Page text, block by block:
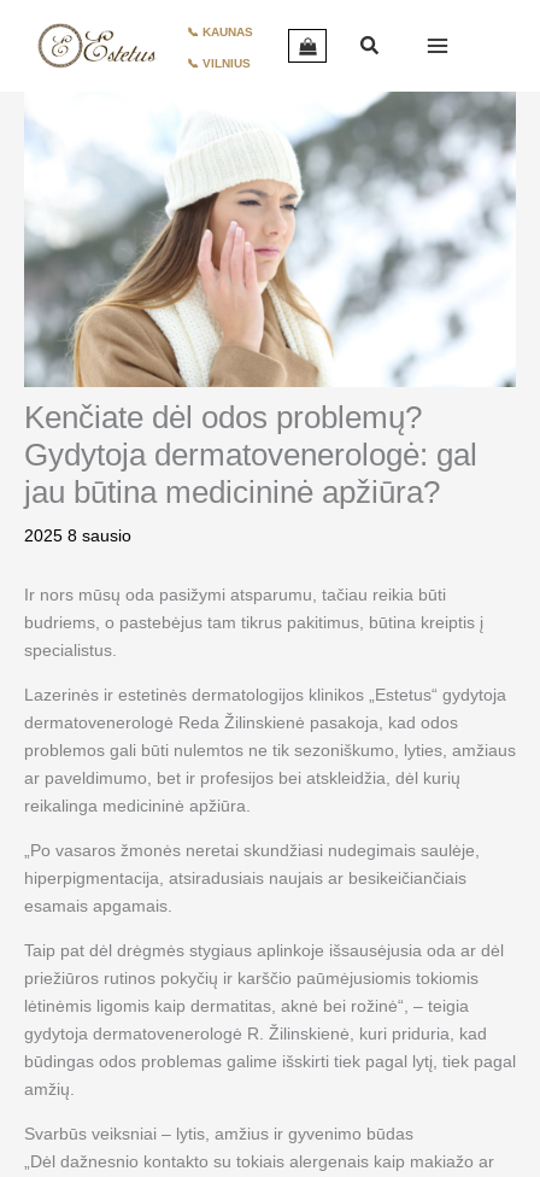
turinio
📞 KAUNAS
📞 VILNIUS
Kenčiate dėl odos problemų?
Gydytoja dermatovenerologė: gal
jau būtina medicininė apžiūra?
2025 8 sausio
Ir nors mūsų oda pasižymi atsparumu, tačiau reikia būti
budriems, o pastebėjus tam tikrus pakitimus, būtina kreiptis į
specialistus.
Lazerinės ir estetinės dermatologijos klinikos „Estetus“ gydytoja
dermatovenerologė Reda Žilinskienė pasakoja, kad odos
problemos gali būti nulemtos ne tik sezoniškumo, lyties, amžiaus
ar paveldimumo, bet ir profesijos bei atskleidžia, dėl kurių
reikalinga medicininė apžiūra.
„Po vasaros žmonės neretai skundžiasi nudegimais saulėje,
hiperpigmentacija, atsiradusiais naujais ar besikeičiančiais
esamais apgamais.
Taip pat dėl drėgmės stygiaus aplinkoje išsausėjusia oda ar dėl
priežiūros rutinos pokyčių ir karščio paūmėjusiomis tokiomis
lėtinėmis ligomis kaip dermatitas, aknė bei rožinė“, – teigia
gydytoja dermatovenerologė R. Žilinskienė, kuri priduria, kad
būdingas odos problemas galime išskirti tiek pagal lytį, tiek pagal
amžių.
Svarbūs veiksniai – lytis, amžius ir gyvenimo būdas
„Dėl dažnesnio kontakto su tokiais alergenais kaip makiažo ar